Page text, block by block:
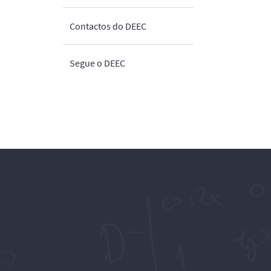
Contactos do DEEC
Segue o DEEC